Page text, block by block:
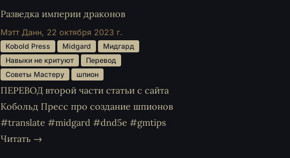
Разведка империи драконов
Мэтт Данн, 22 октября 2023 г.
Kobold Press Midgard
Мидгард
Навыки не критуют
Перевод
Советы Мастеру
шпион
ПЕРЕВОД второй части статьи с сайта
Кобольд Пресс про создание шпионов
#translate #midgard #dnd5e #gmtips
Читать →